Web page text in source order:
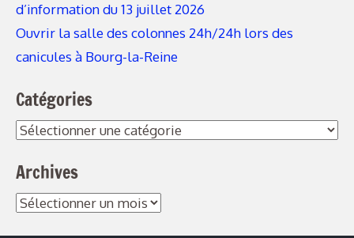
d’information du 13 juillet 2026
Ouvrir la salle des colonnes 24h/24h lors des
canicules à Bourg-la-Reine
Catégories
Catégories
Archives
Archives